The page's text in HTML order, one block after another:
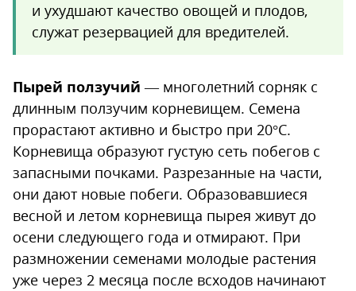
и ухудшают качество овощей и плодов,
служат резервацией для вредителей.
Пырей ползучий — многолетний сорняк с
длинным ползучим корневищем. Семена
прорастают активно и быстро при 20°C.
Корневища образуют густую сеть побегов с
запасными почками. Разрезанные на части,
они дают новые побеги. Образовавшиеся
весной и летом корневища пырея живут до
осени следующего года и отмирают. При
размножении семенами молодые растения
уже через 2 месяца после всходов начинают